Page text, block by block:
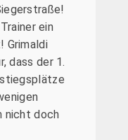
ein
Grimaldi
dass der 1.
nicht doch